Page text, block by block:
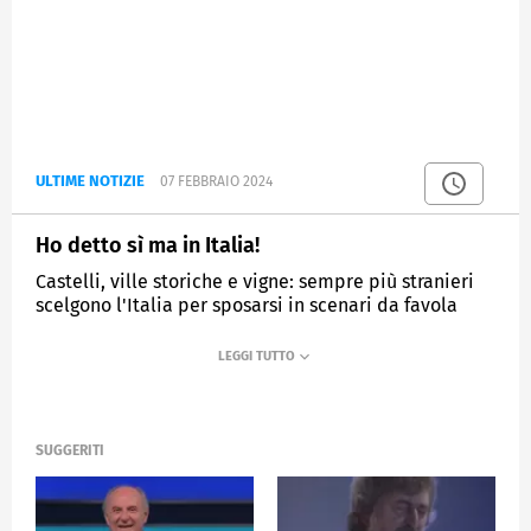
ULTIME NOTIZIE 07 FEBBRAIO 2024
Ho detto sì ma in Italia!
Castelli, ville storiche e vigne: sempre più stranieri
scelgono l'Italia per sposarsi in scenari da favola
SUGGERITI